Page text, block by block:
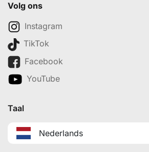
Volg ons
Instagram
TikTok
Facebook
YouTube
Taal
Nederlands